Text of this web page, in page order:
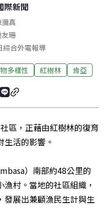
際新聞
瀰真
珊
合外電報導
多樣性 紅樹林 肯亞
區，正藉由紅樹林的復育
活的影響。
）南部約48公里的
村。當地的社區組織，
發展出兼顧漁民生計與生